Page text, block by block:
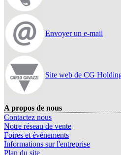
Envoyer un e-mail
Site web de CG
A propos de nous
Contactez nous
Notre réseau de vente
Foires et événements
Informations sur l'entreprise
Plan du site